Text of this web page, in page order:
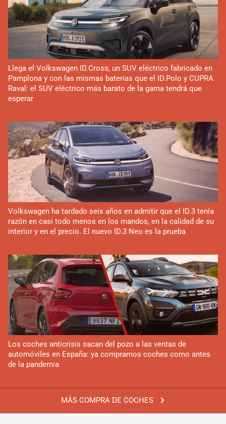
MÁS COMPRA DE COCHES
Llega el Volkswagen ID.Cross, un SUV eléctrico fabricado en
Pamplona y con las mismas baterías que el ID.Polo y CUPRA
Raval: el SUV eléctrico más barato de la gama tendrá que
esperar
Volkswagen ha tardado seis años en admitir que el ID.3 tenía
razón en casi todo menos en los mandos, en la calidad de su
interior y en el precio. El nuevo ID.3 Neo es la prueba
Los coches anticrisis sacan del pozo a las ventas de
automóviles en España: ya compramos coches como antes
de la pandemia